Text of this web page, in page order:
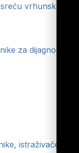
vrhunska
za dijagnostiku,
istraživače i